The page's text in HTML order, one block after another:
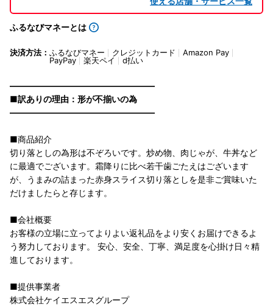
ふるなびマネーとは
決済方法： ふるなびマネー クレジットカード
Amazon Pay
PayPay
楽天ペイ d払い
―――――――――――――――――
■訳ありの理由：形が不揃いの為
―――――――――――――――――
■商品紹介
切り落としの為形は不ぞろいです。炒め物、肉じゃが、牛丼など
に最適でございます。霜降りに比べ若干歯ごたえはございます
が、うまみの詰まった赤身スライス切り落としを是非ご賞味いた
だけましたらと存じます。
■会社概要
お客様の立場に立ってよりよい返礼品をより安くお届けできるよ
う努力しております。 安心、安全、丁寧、満足度を心掛け日々精
進しております。
■提供事業者
株式会社ケイエスエスグループ